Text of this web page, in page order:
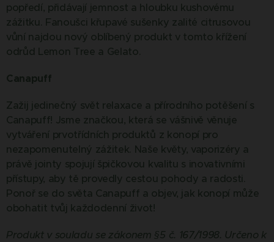
popředí, přidávají jemnost a hloubku kushovému
zážitku. Fanoušci křupavé sušenky zalité citrusovou
vůní najdou nový oblíbený produkt v tomto křížení
odrůd Lemon Tree a Gelato.
Canapuff
Zažij jedinečný svět relaxace a přírodního potěšení s
Canapuff! Jsme značkou, která se vášnivě věnuje
vytváření prvotřídních produktů z konopí pro
nezapomenutelný zážitek. Naše květy, vaporizéry a
právě jointy spojují špičkovou kvalitu s inovativními
přístupy, aby tě provedly cestou pohody a radosti.
Ponoř se do světa Canapuff a objev, jak konopí může
obohatit tvůj každodenní život!
Produkt v souladu se zákonem §5 č. 167/1998. Určeno k